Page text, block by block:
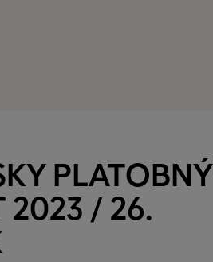
PLATOBNÝ
2023 / 26.